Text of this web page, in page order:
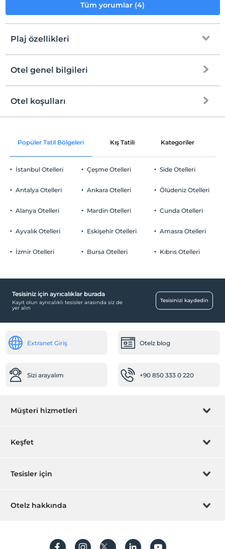
Tüm yorumlar (4)
Plaj özellikleri
Plaja 700 metre mesafededir
Kum plaj
Otel genel bilgileri
Ortak alanlar ve tüm odalar
Otopark
Ücretsiz Özel Otopark
Ortak Alanlar
Restoranda bebek sandalyesi
Hastaneye kolay ulaşım (15 dakika)
Evcil hayvan dostu
Ulaşım
Havaalanı servisi (ücretli)
Otel koşulları
Check/in
Check/out
En geç saat 12:00 ve öncesi
Evcil Hayvan
2 yaşına kadar olan bebekler ücretsizdir.
Popüler Tatil Bölgeleri Kış Tatili Kategoriler
İstanbul Otelleri
Antalya Otelleri
Alanya Otelleri
Ayvalık Otelleri
İzmir Otelleri
Çeşme Otelleri
Ankara Otelleri
Mardin Otelleri
Eskişehir Otelleri
Bursa Otelleri
Side Otelleri
Ölüdeniz Otelleri
Cunda Otelleri
Amasra Otelleri
Kıbrıs Otelleri
Tesisiniz için ayrıcalıklar burada
Kayıt olun ayrıcalıklı tesisler arasında siz de
yer alın
Tesisinizi kaydedin
Extranet Giriş Otelz blog
Sizi arayalım +90 850 333 0 220
Müşteri hizmetleri
Rezervasyon yönet
Sıkça sorulan sorular
Keşfet
Hediye Kart
Tesisler için
Hemen tesisinizi ekleyin
Otelz hakkında